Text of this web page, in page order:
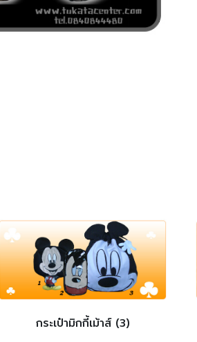
กระเป๋ามิกกี้เม้าส์ (3)